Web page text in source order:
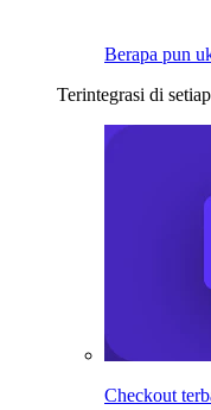
Berapa pun
Terintegrasi di
Checkout